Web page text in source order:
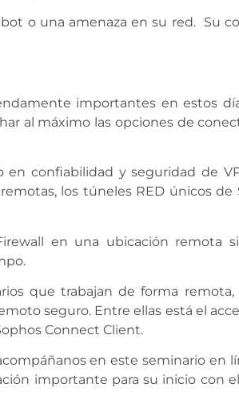
o una amenaza en su red. Su
importantes en estos
al máximo las opciones de
en confiabilidad y seguridad de
los túneles RED únicos de
en una ubicación remota
que trabajan de forma remota,
seguro. Entre ellas está el
Connect Client.
en este seminario en
importante para su inicio con